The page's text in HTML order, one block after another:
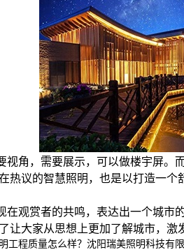
角，需要展示，可以做楼宇屏
议的智慧照明，也是以打造一个
观赏者的共鸣，表达出一个城
大家从思想上更加了解城市，激
程质量怎么样？沈阳瑞美照明科技